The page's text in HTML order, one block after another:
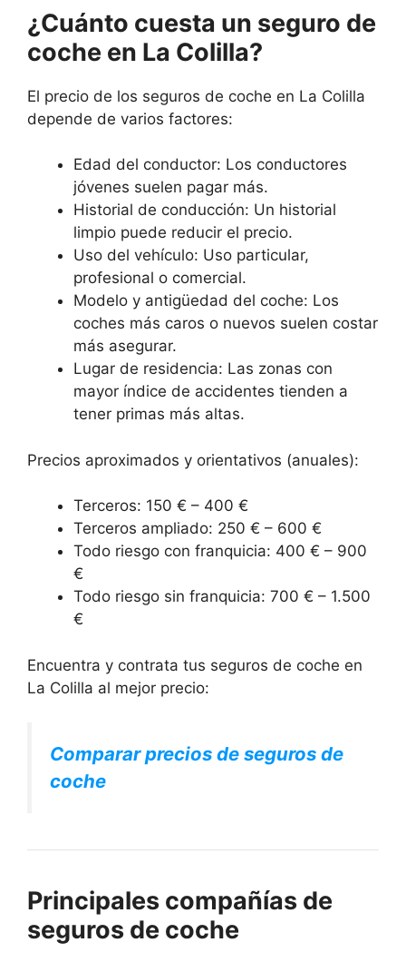
¿Cuánto cuesta un seguro de
coche en La Colilla?
El precio de los seguros de coche en La Colilla
depende de varios factores:
Edad del conductor: Los conductores
jóvenes suelen pagar más.
Historial de conducción: Un historial
limpio puede reducir el precio.
Uso del vehículo: Uso particular,
profesional o comercial.
Modelo y antigüedad del coche: Los
coches más caros o nuevos suelen costar
más asegurar.
Lugar de residencia: Las zonas con
mayor índice de accidentes tienden a
tener primas más altas.
Precios aproximados y orientativos (anuales):
Terceros: 150 € – 400 €
Terceros ampliado: 250 € – 600 €
Todo riesgo con franquicia: 400 € – 900
€
Todo riesgo sin franquicia: 700 € – 1.500
€
Encuentra y contrata tus seguros de coche en
La Colilla al mejor precio:
Comparar precios de seguros de
coche
Principales compañías de
seguros de coche